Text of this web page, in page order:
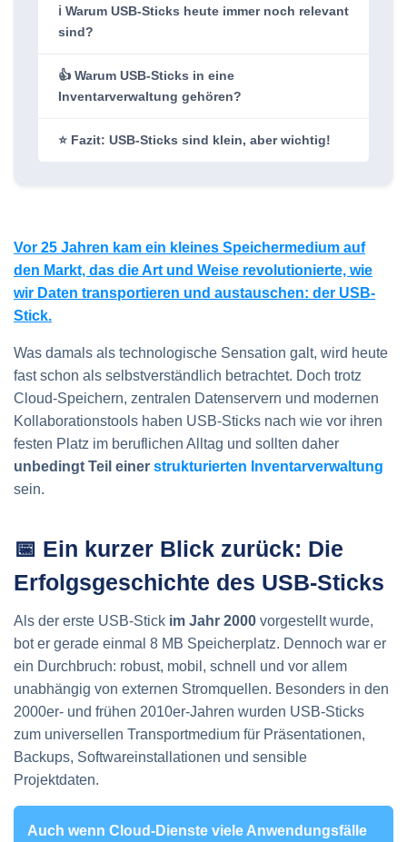
Vor 25 Jahren kam ein kleines Speichermedium auf
den Markt, das die Art und Weise revolutionierte, wie
wir Daten transportieren und austauschen: der USB-
Stick.
Was damals als technologische Sensation galt, wird heute
fast schon als selbstverständlich betrachtet. Doch trotz
Cloud-Speichern, zentralen Datenservern und modernen
Kollaborationstools haben USB-Sticks nach wie vor ihren
festen Platz im beruflichen Alltag und sollten daher
unbedingt Teil einer strukturierten Inventarverwaltung
sein.
📅 Ein kurzer Blick zurück: Die
Erfolgsgeschichte des USB-Sticks
Als der erste USB-Stick im Jahr 2000 vorgestellt wurde,
bot er gerade einmal 8 MB Speicherplatz. Dennoch war er
ein Durchbruch: robust, mobil, schnell und vor allem
unabhängig von externen Stromquellen. Besonders in den
2000er- und frühen 2010er-Jahren wurden USB-Sticks
zum universellen Transportmedium für Präsentationen,
Backups, Softwareinstallationen und sensible
Projektdaten.
Auch wenn Cloud-Dienste viele Anwendungsfälle
ℹ️ Warum USB-Sticks heute immer noch relevant
sind?
👍 Warum USB-Sticks in eine
Inventarverwaltung gehören?
⭐ Fazit: USB-Sticks sind klein, aber wichtig!